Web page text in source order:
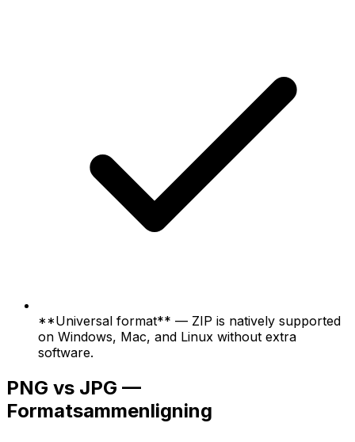
**Universal format** — ZIP is natively supported
on Windows, Mac, and Linux without extra
software.
PNG vs JPG —
Formatsammenligning